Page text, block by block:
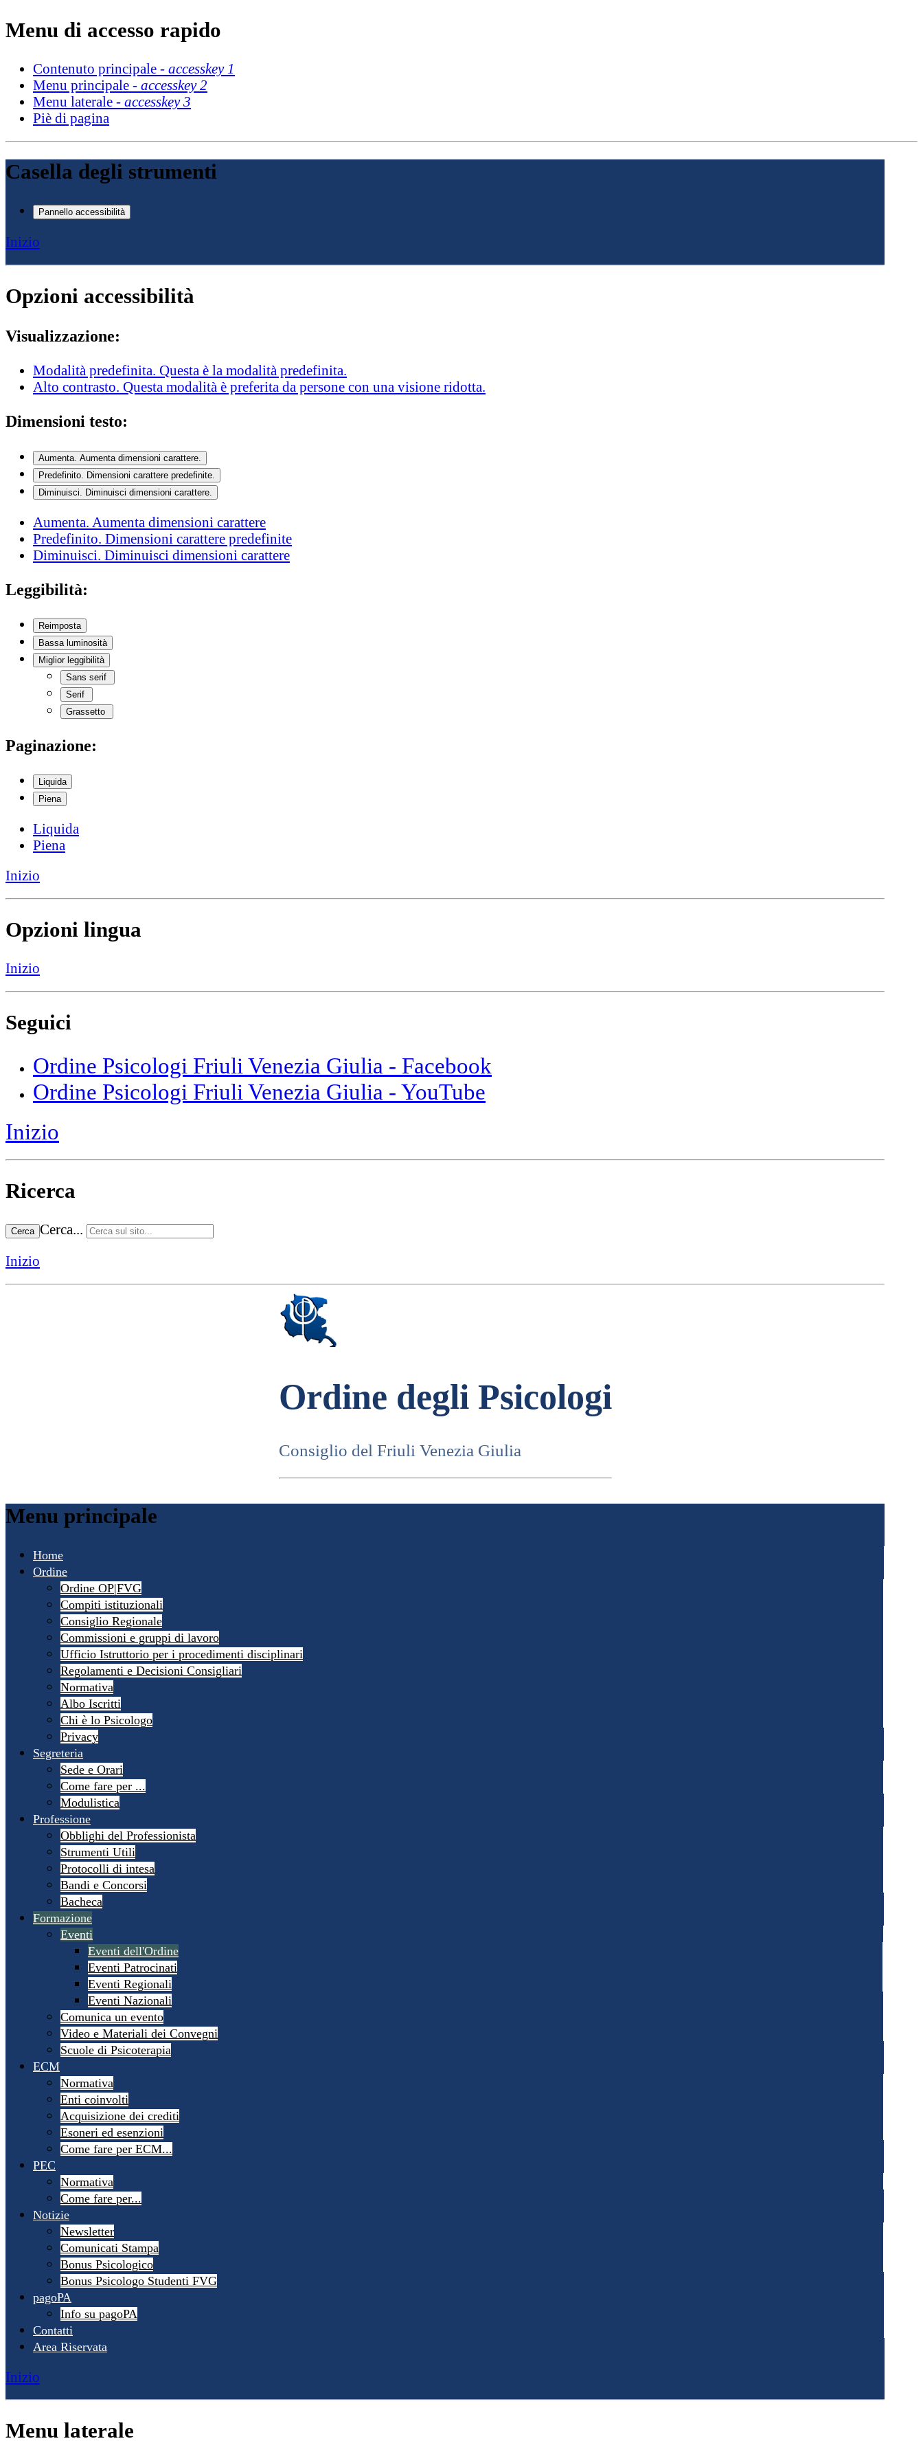
Menu di accesso rapido
Contenuto principale - accesskey 1
Menu principale - accesskey 2
Menu laterale - accesskey 3
Piè di pagina
Casella degli strumenti
Pannello accessibilità
Inizio
Opzioni accessibilità
Visualizzazione:
Modalità predefinita. Questa è la modalità predefinita.
Alto contrasto. Questa modalità è preferita da persone con una visione ridotta.
Dimensioni testo:
Aumenta . Aumenta dimensioni carattere.
Predefinito . Dimensioni carattere predefinite.
Diminuisci . Diminuisci dimensioni carattere.
Aumenta . Aumenta dimensioni carattere
Predefinito . Dimensioni carattere predefinite
Diminuisci . Diminuisci dimensioni carattere
Leggibilità:
Reimposta
Bassa luminosità
Miglior leggibilità
Sans serif
Serif
Grassetto
Paginazione:
Liquida
Piena
Liquida
Piena
Inizio
Opzioni lingua
Inizio
Seguici
Ordine Psicologi Friuli Venezia Giulia - Facebook
Ordine Psicologi Friuli Venezia Giulia - YouTube
Inizio
Ricerca
Cerca Cerca...
Inizio
Ordine degli Psicologi
Consiglio del Friuli Venezia Giulia
Menu principale
Home
Ordine
Ordine OP|FVG
Compiti istituzionali
Consiglio Regionale
Commissioni e gruppi di lavoro
Ufficio Istruttorio per i procedimenti disciplinari
Regolamenti e Decisioni Consigliari
Normativa
Albo Iscritti
Chi è lo Psicologo
Privacy
Segreteria
Sede e Orari
Come fare per ...
Modulistica
Professione
Obblighi del Professionista
Strumenti Utili
Protocolli di intesa
Bandi e Concorsi
Bacheca
Formazione
Eventi
Eventi dell'Ordine
Eventi Patrocinati
Eventi Regionali
Eventi Nazionali
Comunica un evento
Video e Materiali dei Convegni
Scuole di Psicoterapia
ECM
Normativa
Enti coinvolti
Acquisizione dei crediti
Esoneri ed esenzioni
Come fare per ECM...
PEC
Normativa
Come fare per...
Notizie
Newsletter
Comunicati Stampa
Bonus Psicologico
Bonus Psicologo Studenti FVG
pagoPA
Info su pagoPA
Contatti
Area Riservata
Inizio
Menu laterale